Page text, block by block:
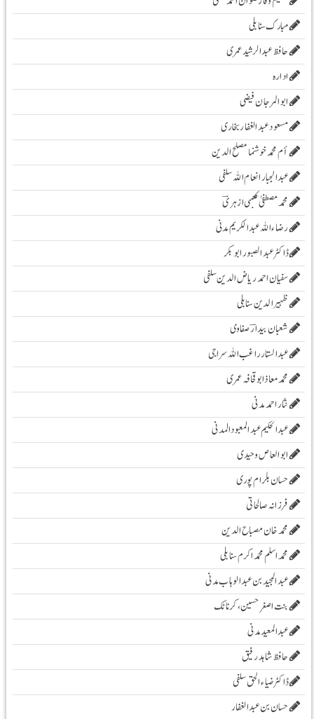
مبارک سنابلی
حافظ عبدالرشید عمری
ادارہ
ابوالمرجان فیضی
مسعود عبد الغفار بخاری
أم محمد خوشنما مصلح الدین
عبدالجبار انعام اللہ سلفی
محمد مصطفیٰ کعبی ازہریؔ
رضاء اللہ عبد الکریم مدنی
ڈاکٹر عبد الصبور ابو بکر
سفیان احمد ریاض الدین سلفی
ظہیرالدین سنابلی
شعبان بیدارؔ صفاوی
عبدالستار راغب اللہ سراجی
محمدمعاذابوقحافہ عمری
نثار احمد مدنی
عبدالحکیم عبدالمعبودالمدنی
ابو العاص وحیدی
حسان بلرام پوری
فرزانہ صالحاتی
محمد خان مصباح الدین
محمد اسلم محمد اکرم سنابلی
عبد المجید بن عبد الوہاب مدنی
بنت اصغر حسین، کرناٹک
عبدالمعید مدنی
حافظ شاہد رفیق
ڈاکٹر ضیاء الحق سلفی
حسان بن عبدالغفار